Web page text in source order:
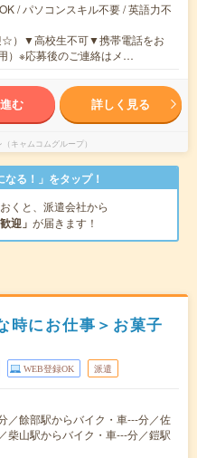
/ パソコンスキル不要 / 英語力不
☆）▼高校生不可▼携帯電話をお
）※応募後のご連絡はメ…
む 詳しく見る
キャムコムグループ）
る！」をタップ！
くと、派遣会社から
迎」 が届きます！
時にお仕事＞お菓子
WEB登録OK 派遣
／餘部駅からバイク・車---分／佐
柴山駅からバイク・車---分／鎧駅